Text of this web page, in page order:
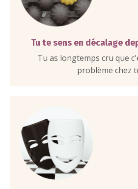
Tu te sens en décalage
Tu as longtemps cru que
problème chez